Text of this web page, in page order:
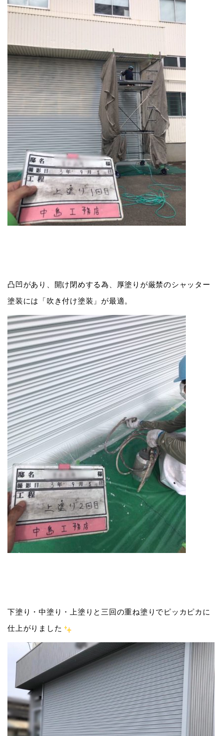
凸凹があり、開け閉めする為、厚塗りが厳禁のシャッター
塗装には「吹き付け塗装」が最適。
下塗り・中塗り・上塗りと三回の重ね塗りでピッカピカに
仕上がりました